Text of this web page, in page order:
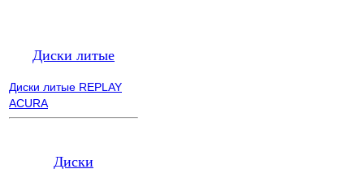
Диски литые
Диски литые REPLAY
ACURA
Диски